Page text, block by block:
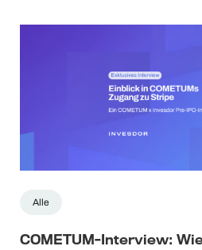
Alle
COMETUM-Interview: